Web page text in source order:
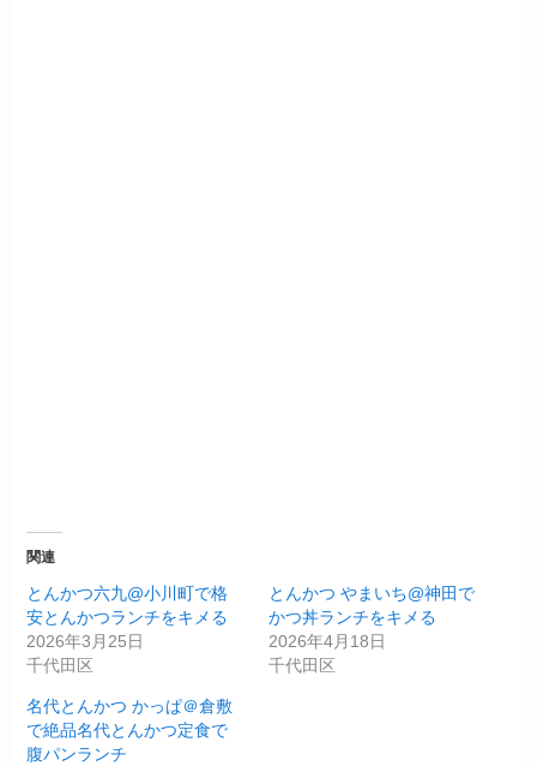
関連
とんかつ六九@小川町で格
安とんかつランチをキメる
2026年3月25日
千代田区
とんかつ やまいち@神田で
かつ丼ランチをキメる
2026年4月18日
千代田区
名代とんかつ かっぱ＠倉敷
で絶品名代とんかつ定食で
腹パンランチ